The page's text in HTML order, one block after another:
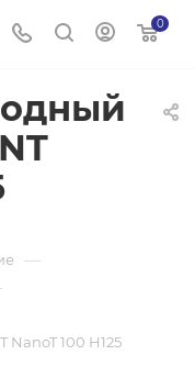
0
—
NanoT 100 H125